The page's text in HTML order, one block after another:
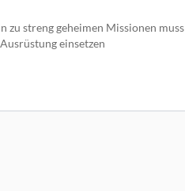
streng geheimen Missionen muss
einsetzen